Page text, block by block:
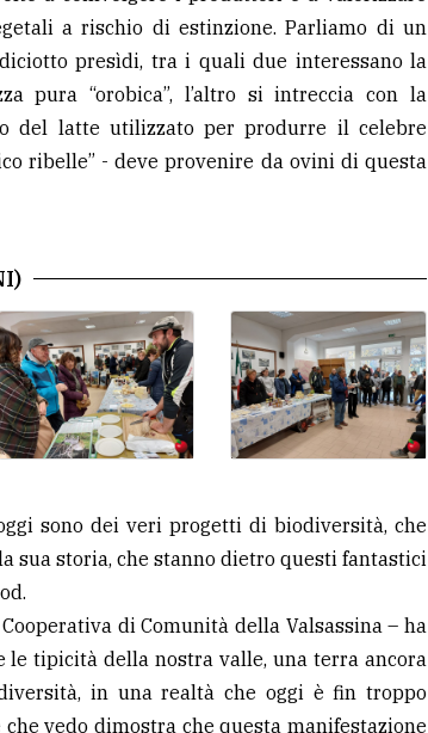
a rischio di estinzione. Parliamo di un
presìdi, tra i quali due interessano la
pura “orobica”, l’altro si intreccia con la
del latte utilizzato per produrre il celebre
ribelle” - deve provenire da ovini di questa
sono dei veri progetti di biodiversità, che
sua storia, che stanno dietro questi fantastici
di Comunità della Valsassina – ha
le tipicità della nostra valle, una terra ancora
in una realtà che oggi è fin troppo
che vedo dimostra che questa manifestazione